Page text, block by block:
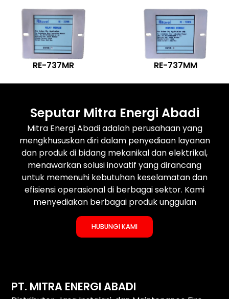
RE-737MR RE-737MM
Seputar Mitra Energi Abadi
Mitra Energi Abadi adalah perusahaan yang
mengkhususkan diri dalam penyediaan layanan
dan produk di bidang mekanikal dan elektrikal,
menawarkan solusi inovatif yang dirancang
untuk memenuhi kebutuhan keselamatan dan
efisiensi operasional di berbagai sektor. Kami
menyediakan berbagai produk unggulan
HUBUNGI KAMI
PT. MITRA ENERGI ABADI